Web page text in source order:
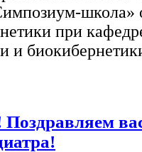
школа»
при
и